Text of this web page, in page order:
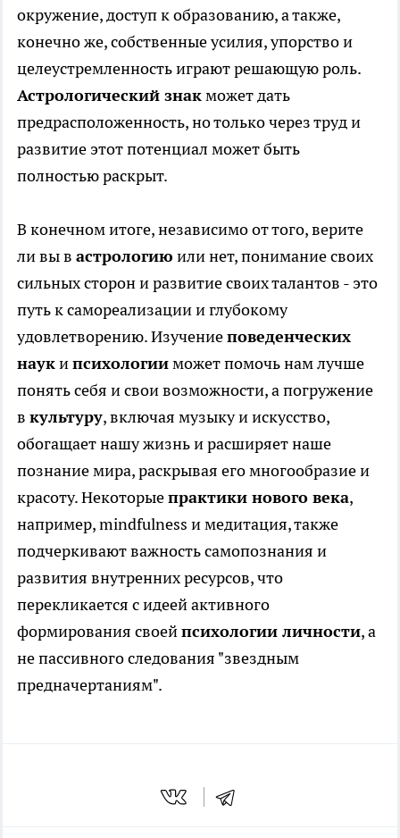
окружение, доступ к образованию, а также,
конечно же, собственные усилия, упорство и
целеустремленность играют решающую роль.
Астрологический знакможет дать
предрасположенность, но только через труд и
развитие этот потенциал может быть
полностью раскрыт.
В конечном итоге, независимо от того, верите
ли вы в астрологию или нет, понимание своих
сильных сторон и развитие своих талантов - это
путь к самореализации и глубокому
удовлетворению. Изучениеповеденческих
наукипсихологииможет помочь нам лучше
понять себя и свои возможности, а погружение
в культуру, включая музыку и искусство,
обогащает нашу жизнь и расширяет наше
познание мира, раскрывая его многообразие и
красоту. Некоторыепрактики нового века,
например, mindfulness и медитация, также
подчеркивают важность самопознания и
развития внутренних ресурсов, что
перекликается с идеей активного
формирования своейпсихологии личности, а
не пассивного следования "звездным
предначертаниям".